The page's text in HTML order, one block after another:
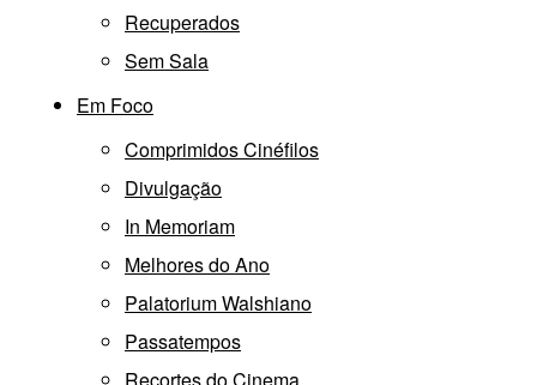
Recuperados
Sem Sala
Em Foco
Comprimidos Cinéfilos
Divulgação
In Memoriam
Melhores do Ano
Palatorium Walshiano
Passatempos